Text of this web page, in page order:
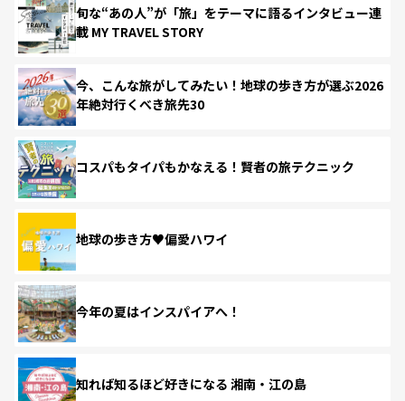
旬な“あの人”が「旅」をテーマに語るインタビュー連
載 MY TRAVEL STORY
今、こんな旅がしてみたい！地球の歩き方が選ぶ2026
年絶対行くべき旅先30
コスパもタイパもかなえる！賢者の旅テクニック
地球の歩き方♥偏愛ハワイ
今年の夏はインスパイアへ！
知れば知るほど好きになる 湘南・江の島